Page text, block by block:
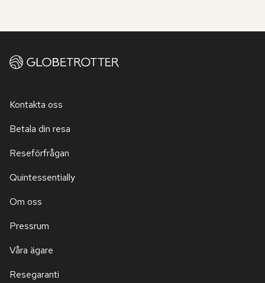
Kontakta oss
Betala din resa
Reseförfrågan
Quintessentially
Om oss
Pressrum
Våra ägare
Resegaranti